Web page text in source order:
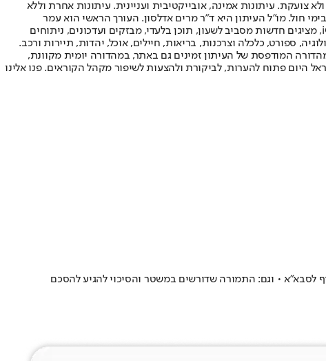
צועקת. עיתונות אמינה, אובייקטיבית ועניינית. עיתונות אחרת וללא
שיעור החשיפה הגבוה ביותר בימי חול. מו"ל העיתון היא ד"ר מרים אדלסון. העורך הראשי הוא עמר
לחמנוביץ, והעורך המייסד הוא עמוס רגב. אתרי האינטרנט של "ישראל היום" בעברית ובאנגלית, כמו כן היישומונים (אפליקציות) לאנדרואיד ול-iOS, מציגים חדשות מסביב לשעון, תוכן בלעדי, מבזקים ועדכונים, ניתוחים
ספורט, כלכלה וצרכנות, בריאות, חיילים, אוכל, יהדות, תיירות ורכב.
המודפסת של העיתון זמינים גם באתר, במהדורה יומית מקוונת,
היום פתוח להערות, לביקורת ולהצעות לשיפור מקהל הקוראים. פנו אלינו
לסבא"א • וגם: התמורה שדורשים במשטר והסיכוי להגיע להסכם